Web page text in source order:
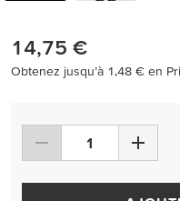
14,75 €
Obtenez jusqu’à 1,48 € en